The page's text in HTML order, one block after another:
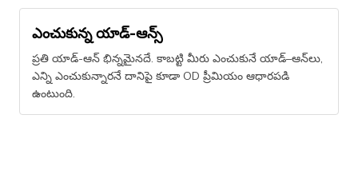
ఎంచుకున్న యాడ్-ఆన్స్
ప్రతి యాడ్-ఆన్ భిన్నమైనదే. కాబట్టి మీరు ఎంచుకునే యాడ్–ఆన్​లు,
ఎన్ని ఎంచుకున్నారనే దానిపై కూడా OD ప్రీమియం ఆధారపడి
ఉంటుంది.